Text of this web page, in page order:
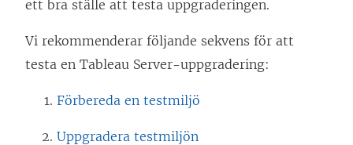
ett bra ställe att testa uppgraderingen.
Vi rekommenderar följande sekvens för att
testa en Tableau Server-uppgradering:
Förbereda en testmiljö
Uppgradera testmiljön